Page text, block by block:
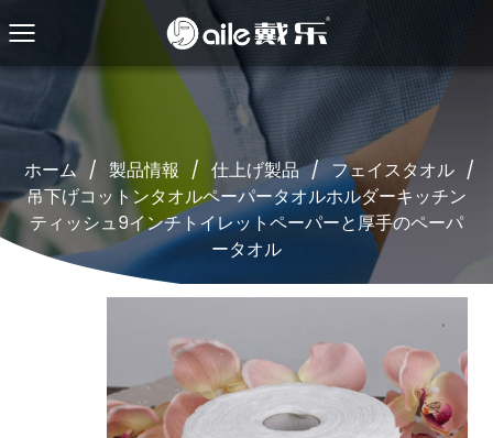
ホーム / 製品情報 / 仕上げ製品/ フェイスタオル /
吊下げコットンタオルペーパータオルホルダーキッチン
ティッシュ9インチトイレットペーパーと厚手のペーパ
ータオル